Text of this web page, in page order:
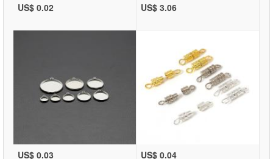
US$ 0.02 US$ 3.06
US$ 0.03 US$ 0.04